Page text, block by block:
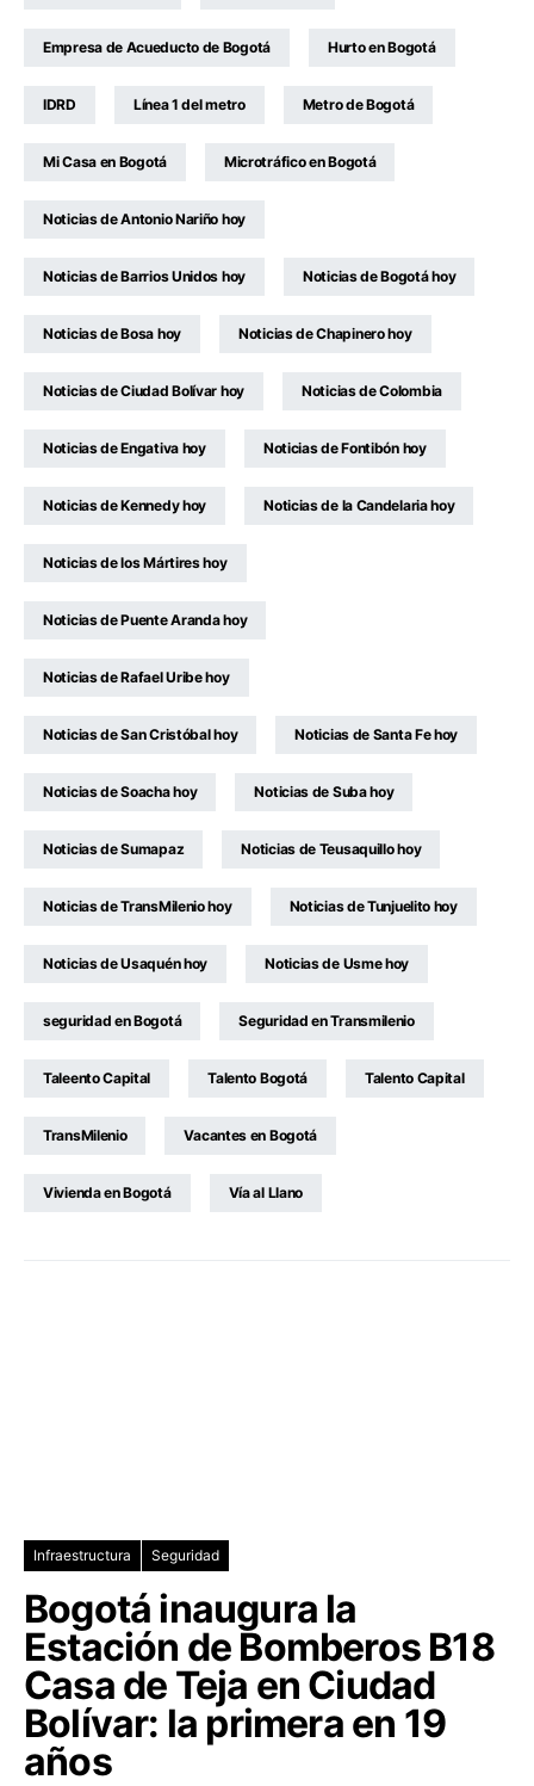
Empresa de Acueducto de Bogotá Hurto en Bogotá
IDRD Línea 1 del metro Metro de Bogotá
Mi Casa en Bogotá Microtráfico en Bogotá
Noticias de Antonio Nariño hoy
Noticias de Barrios Unidos hoy Noticias de Bogotá hoy
Noticias de Bosa hoy Noticias de Chapinero hoy
Noticias de Ciudad Bolívar hoy Noticias de Colombia
Noticias de Engativa hoy Noticias de Fontibón hoy
Noticias de Kennedy hoy Noticias de la Candelaria hoy
Noticias de los Mártires hoy
Noticias de Puente Aranda hoy
Noticias de Rafael Uribe hoy
Noticias de San Cristóbal hoy Noticias de Santa Fe hoy
Noticias de Soacha hoy Noticias de Suba hoy
Noticias de Sumapaz Noticias de Teusaquillo hoy
Noticias de TransMilenio hoy Noticias de Tunjuelito hoy
Noticias de Usaquén hoy Noticias de Usme hoy
seguridad en Bogotá Seguridad en Transmilenio
Taleento Capital Talento Bogotá Talento Capital
TransMilenio Vacantes en Bogotá
Vivienda en Bogotá Vía al Llano
Infraestructura Seguridad
Bogotá inaugura la
Estación de Bomberos B18
Casa de Teja en Ciudad
Bolívar: la primera en 19
años